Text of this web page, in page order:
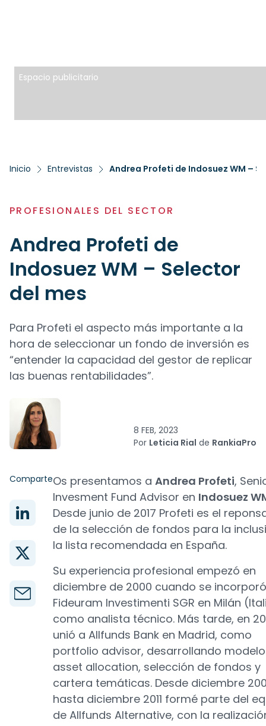
Espacio publicitario
Inicio Entrevistas Andrea Profeti de Indosuez WM –
PROFESIONALES DEL SECTOR
Andrea Profeti de
Indosuez WM – Selector
del mes
Para Profeti el aspecto más importante a la
hora de seleccionar un fondo de inversión es
“entender la capacidad del gestor de replicar
las buenas rentabilidades”.
8 FEB, 2023
Por Leticia Rial de RankiaPro
ComparteOs presentamos a Andrea Profeti,
Invesment Fund Advisor en Indosuez
Desde junio de 2017 Profeti es el
de la selección de fondos para la
la lista recomendada en España.
Su experiencia profesional empezó en
diciembre de 2000 cuando se
Fideuram Investimenti SGR en Milán
como analista técnico. Más tarde, en
unió a Allfunds Bank en Madrid, como
portfolio advisor, desarrollando
asset allocation, selección de fondos y
cartera temáticas. Desde diciembre
hasta diciembre 2011 formé parte del
de Allfunds Alternative, con la